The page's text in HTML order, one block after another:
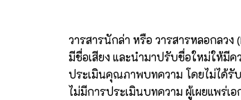
วารสารนักล่า หรือ วารสารหลอกลว
มีชื่อเสียง และนำมาปรับชื่อใหม่ให้มี
ประเมินคุณภาพบทความ โดยไม่ได้รั
ไม่มีการประเมินบทความ ผู้เผยแพร่เ